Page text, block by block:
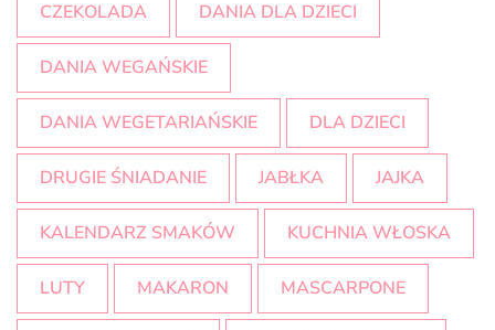
CZEKOLADA DANIA DLA DZIECI
DANIA WEGAŃSKIE
DANIA WEGETARIAŃSKIE DLA DZIECI
DRUGIE ŚNIADANIE JABŁKA JAJKA
KALENDARZ SMAKÓW KUCHNIA WŁOSKA
LUTY MAKARON MASCARPONE